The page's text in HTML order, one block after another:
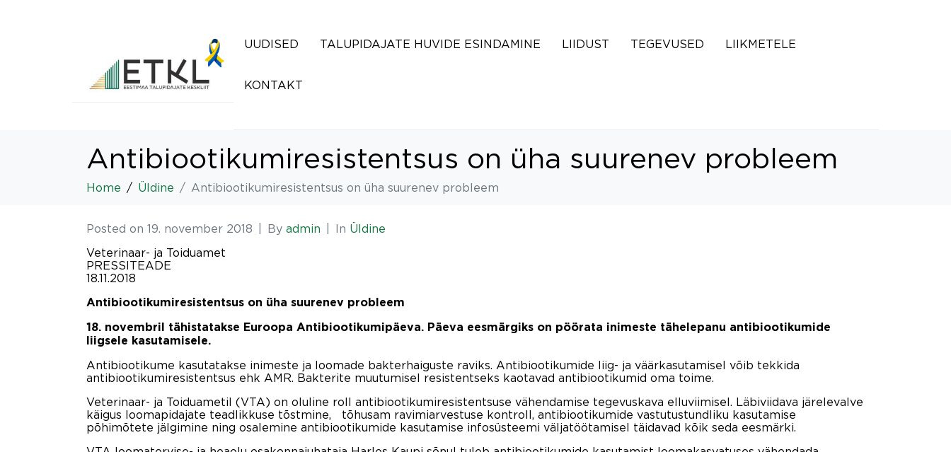
UUDISED TALUPIDAJATE HUVIDE ESINDAMINE LIIDUST TEGEVUSED LIIKMETELE
KONTAKT
Antibiootikumiresistentsus on üha suurenev probleem
Home Üldine Antibiootikumiresistentsus on üha suurenev probleem
Posted on 19. november 2018 By admin In Üldine
Veterinaar- ja Toiduamet
PRESSITEADE
18.11.2018
Antibiootikumiresistentsus on üha suurenev probleem
18. novembril tähistatakse Euroopa Antibiootikumipäeva. Päeva eesmärgiks on pöörata inimeste tähelepanu antibiootikumide
liigsele kasutamisele.
Antibiootikume kasutatakse inimeste ja loomade bakterhaiguste raviks. Antibiootikumide liig- ja väärkasutamisel võib tekkida
antibiootikumiresistentsus ehk AMR. Bakterite muutumisel resistentseks kaotavad antibiootikumid oma toime.
Veterinaar- ja Toiduametil (VTA) on oluline roll antibiootikumiresistentsuse vähendamise tegevuskava elluviimisel. Läbiviidava järelevalve
käigus loomapidajate teadlikkuse tõstmine, tõhusam ravimiarvestuse kontroll, antibiootikumide vastutustundliku kasutamise
põhimõtete jälgimine ning osalemine antibiootikumide kasutamise infosüsteemi väljatöötamisel täidavad kõik seda eesmärki.